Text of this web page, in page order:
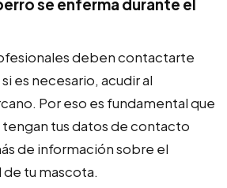
se enferma durante el
deben contactarte
es necesario, acudir al
Por eso es fundamental que
tus datos de contacto
de información sobre el
tu mascota.